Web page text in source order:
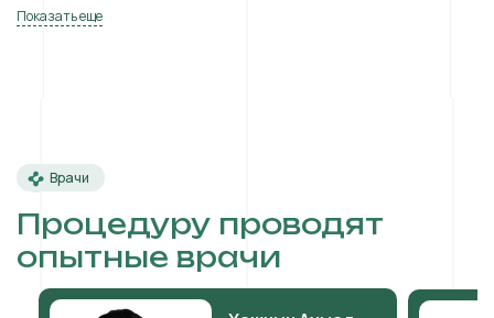
Показать еще
Врачи
Процедуру проводят
опытные врачи